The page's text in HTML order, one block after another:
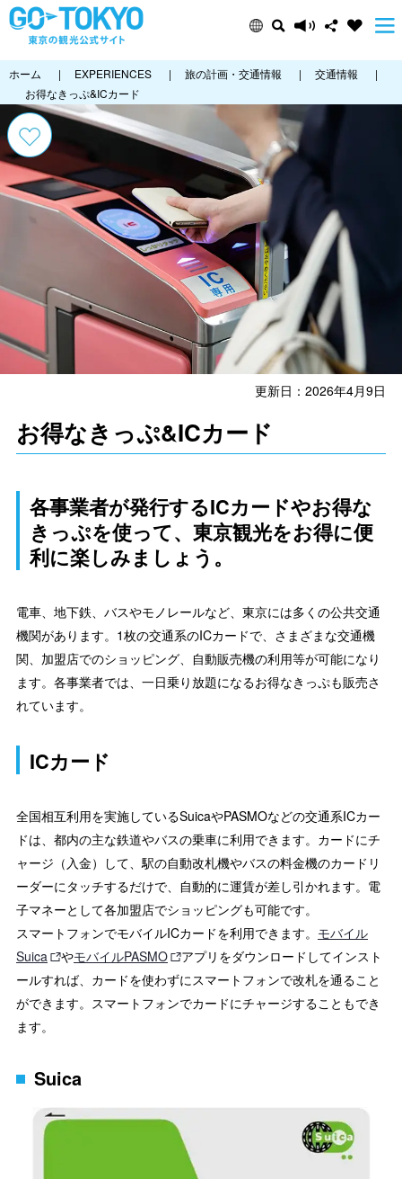
ホーム | EXPERIENCES | 旅の計画・交通情報 | 交通情報
|
お得なきっぷ&ICカード
更新日：2026年4月9日
お得なきっぷ&ICカード
各事業者が発行するICカードやお得な
きっぷを使って、東京観光をお得に便
利に楽しみましょう。
電車、地下鉄、バスやモノレールなど、東京には多くの公共交通
機関があります。1枚の交通系のICカードで、さまざまな交通機
関、加盟店でのショッピング、自動販売機の利用等が可能になり
ます。各事業者では、一日乗り放題になるお得なきっぷも販売さ
れています。
ICカード
全国相互利用を実施しているSuicaやPASMOなどの交通系ICカー
ドは、都内の主な鉄道やバスの乗車に利用できます。カードにチ
ャージ（入金）して、駅の自動改札機やバスの料金機のカードリ
ーダーにタッチするだけで、自動的に運賃が差し引かれます。電
子マネーとして各加盟店でショッピングも可能です。
スマートフォンでモバイルICカードを利用できます。 モバイル
Suica
やモバイルPASMO
アプリをダウンロードしてインスト
ールすれば、カードを使わずにスマートフォンで改札を通ること
ができます。スマートフォンでカードにチャージすることもでき
ます。
Suica